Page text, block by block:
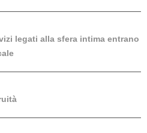
legati alla sfera intima entrano